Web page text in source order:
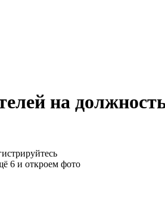
на
6 и откроем фото